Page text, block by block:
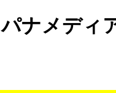
ナメディ